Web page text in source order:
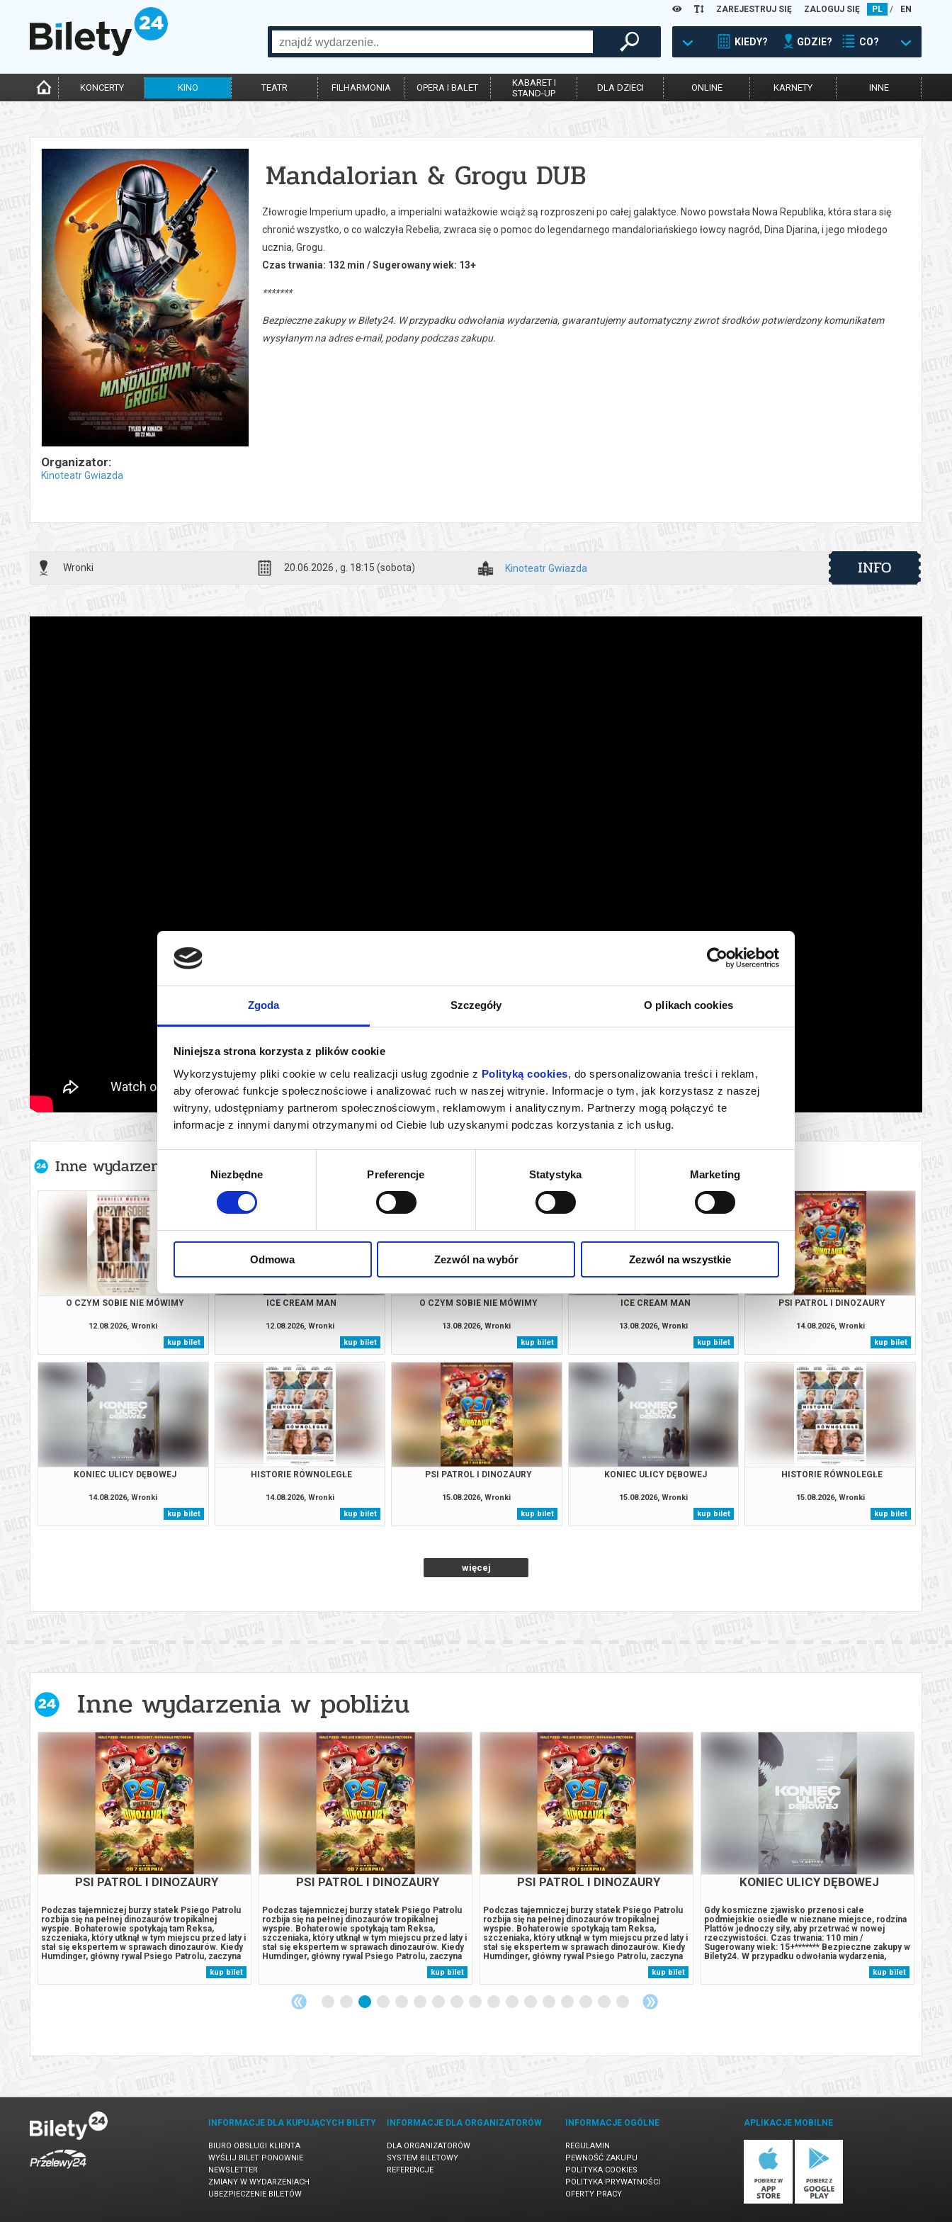
Zgoda Szczegóły O plikach cookies
Niniejsza strona korzysta z plików cookie
Wykorzystujemy pliki cookie w celu realizacji usług zgodnie z Polityką cookies, do spersonalizowania treści i reklam,
aby oferować funkcje społecznościowe i analizować ruch w naszej witrynie. Informacje o tym, jak korzystasz z naszej
witryny, udostępniamy partnerom społecznościowym, reklamowym i analitycznym. Partnerzy mogą połączyć te
informacje z innymi danymi otrzymanymi od Ciebie lub uzyskanymi podczas korzystania z ich usług.
Niezbędne Preferencje Statystyka Marketing
Odmowa Zezwól na wybór Zezwól na wszystkie
ZAREJESTRUJ SIĘ ZALOGUJ SIĘ PL / EN
KIEDY? GDZIE? CO?
KONCERTY KINO TEATR FILHARMONIA OPERA I BALET
KABARET I
STAND-UP
DLA DZIECI ONLINE KARNETY INNE
Organizator:
Kinoteatr Gwiazda
Mandalorian & Grogu DUB
Złowrogie Imperium upadło, a imperialni watażkowie wciąż są rozproszeni po całej galaktyce. Nowo powstała Nowa Republika, która stara się
chronić wszystko, o co walczyła Rebelia, zwraca się o pomoc do legendarnego mandaloriańskiego łowcy nagród, Dina Djarina, i jego młodego
ucznia, Grogu.
Czas trwania: 132 min / Sugerowany wiek: 13+
*******
Bezpieczne zakupy w Bilety24. W przypadku odwołania wydarzenia, gwarantujemy automatyczny zwrot środków potwierdzony komunikatem
wysyłanym na adres e-mail, podany podczas zakupu.
Wronki 20.06.2026 , g. 18:15 (sobota) Kinoteatr Gwiazda INFO
Inne wydarzenia organizatora
O CZYM SOBIE NIE MÓWIMY
12.08.2026, Wronki
kup bilet
ICE CREAM MAN
12.08.2026, Wronki
kup bilet
O CZYM SOBIE NIE MÓWIMY
13.08.2026, Wronki
kup bilet
ICE CREAM MAN
13.08.2026, Wronki
kup bilet
PSI PATROL I DINOZAURY
14.08.2026, Wronki
kup bilet
KONIEC ULICY DĘBOWEJ
14.08.2026, Wronki
kup bilet
HISTORIE RÓWNOLEGŁE
14.08.2026, Wronki
kup bilet
PSI PATROL I DINOZAURY
15.08.2026, Wronki
kup bilet
KONIEC ULICY DĘBOWEJ
15.08.2026, Wronki
kup bilet
HISTORIE RÓWNOLEGŁE
15.08.2026, Wronki
kup bilet
więcej
Inne wydarzenia w pobliżu
PSI PATROL I DINOZAURY
Podczas tajemniczej burzy statek Psiego Patrolu
rozbija się na pełnej dinozaurów tropikalnej
wyspie. Bohaterowie spotykają tam Reksa,
szczeniaka, który utknął w tym miejscu przed laty i
stał się ekspertem w sprawach dinozaurów. Kiedy
Humdinger, główny rywal Psiego Patrolu, zaczyna
lekkomyślnie eksploatować zasoby naturalne
wyspy, doprowadza do wybuchu ogromnego,
uśpionego od lat wulkanu. Psi Patrol...
kup bilet
PSI PATROL I DINOZAURY
Podczas tajemniczej burzy statek Psiego Patrolu
rozbija się na pełnej dinozaurów tropikalnej
wyspie. Bohaterowie spotykają tam Reksa,
szczeniaka, który utknął w tym miejscu przed laty i
stał się ekspertem w sprawach dinozaurów. Kiedy
Humdinger, główny rywal Psiego Patrolu, zaczyna
lekkomyślnie eksploatować zasoby naturalne
wyspy, doprowadza do wybuchu ogromnego,
uśpionego od lat wulkanu. Psi Patrol...
kup bilet
PSI PATROL I DINOZAURY
Podczas tajemniczej burzy statek Psiego Patrolu
rozbija się na pełnej dinozaurów tropikalnej
wyspie. Bohaterowie spotykają tam Reksa,
szczeniaka, który utknął w tym miejscu przed laty i
stał się ekspertem w sprawach dinozaurów. Kiedy
Humdinger, główny rywal Psiego Patrolu, zaczyna
lekkomyślnie eksploatować zasoby naturalne
wyspy, doprowadza do wybuchu ogromnego,
uśpionego od lat wulkanu. Psi Patrol...
kup bilet
KONIEC ULICY DĘBOWEJ
Gdy kosmiczne zjawisko przenosi całe
podmiejskie osiedle w nieznane miejsce, rodzina
Plattów jednoczy siły, aby przetrwać w nowej
rzeczywistości. Czas trwania: 110 min /
Sugerowany wiek: 15+******* Bezpieczne zakupy w
Bilety24. W przypadku odwołania wydarzenia,
gwarantujemy automatyczny zwrot środków
potwierdzony komunikatem wysyłanym na adres
e-mail, podany podczas zakupu.
kup bilet
INFORMACJE DLA KUPUJĄCYCH BILETY
BIURO OBSŁUGI KLIENTA
WYŚLIJ BILET PONOWNIE
NEWSLETTER
ZMIANY W WYDARZENIACH
UBEZPIECZENIE BILETÓW
INFORMACJE DLA ORGANIZATORÓW
DLA ORGANIZATORÓW
SYSTEM BILETOWY
REFERENCJE
INFORMACJE OGÓLNE
REGULAMIN
PEWNOŚĆ ZAKUPU
POLITYKA COOKIES
POLITYKA PRYWATNOŚCI
OFERTY PRACY
APLIKACJE MOBILNE